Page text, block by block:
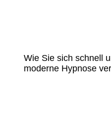
Wie Sie sich schnell
moderne Hypnose